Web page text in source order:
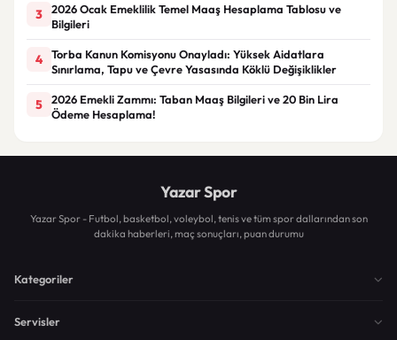
3
2026 Ocak Emeklilik Temel Maaş Hesaplama Tablosu ve
Bilgileri
4
Torba Kanun Komisyonu Onayladı: Yüksek Aidatlara
Sınırlama, Tapu ve Çevre Yasasında Köklü Değişiklikler
5
2026 Emekli Zammı: Taban Maaş Bilgileri ve 20 Bin Lira
Ödeme Hesaplama!
Yazar Spor
Yazar Spor - Futbol, basketbol, voleybol, tenis ve tüm spor dallarından son
dakika haberleri, maç sonuçları, puan durumu
Kategoriler
Servisler